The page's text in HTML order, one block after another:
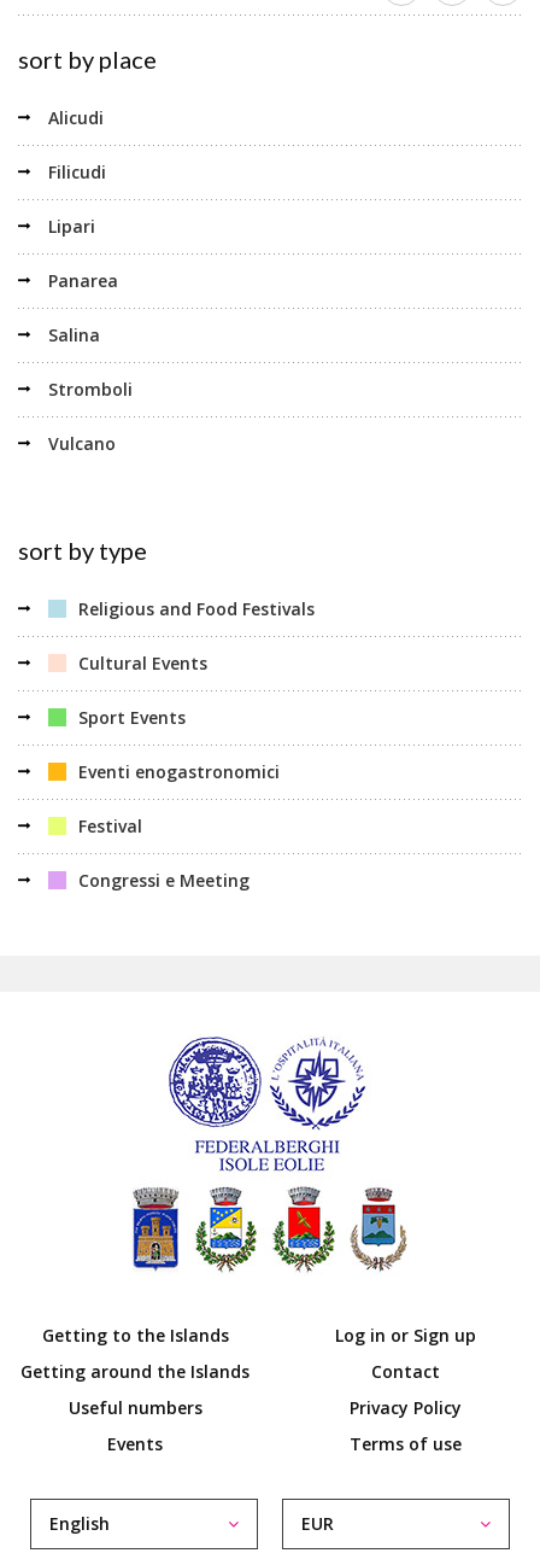
sort by place
Alicudi
Filicudi
Lipari
Panarea
Salina
Stromboli
Vulcano
sort by type
Religious and Food Festivals
Cultural Events
Sport Events
Eventi enogastronomici
Festival
Congressi e Meeting
Getting to the Islands
Getting around the Islands
Useful numbers
Events
Log in or Sign up
Contact
Privacy Policy
Terms of use
English EUR